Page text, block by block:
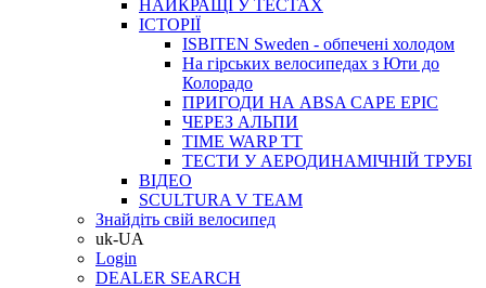
НАЙКРАЩІ У ТЕСТАХ
ІСТОРІЇ
ISBITEN Sweden - обпечені холодом
На гірських велосипедах з Юти до
Колорадо
ПРИГОДИ НА ABSA CAPE EPIC
ЧЕРЕЗ АЛЬПИ
TIME WARP TT
ТЕСТИ У АЕРОДИНАМІЧНІЙ ТРУБІ
ВІДЕО
SCULTURA V TEAM
Знайдіть свій велосипед
uk-UA
Login
DEALER SEARCH